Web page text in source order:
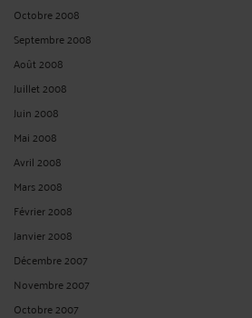
Octobre 2008
Septembre 2008
Août 2008
Juillet 2008
Juin 2008
Mai 2008
Avril 2008
Mars 2008
Février 2008
Janvier 2008
Décembre 2007
Novembre 2007
Octobre 2007